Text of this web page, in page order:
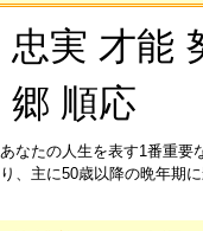
忠実 才能
郷 順応
あなたの人生を表す1番重要
り、主に50歳以降の晩年期